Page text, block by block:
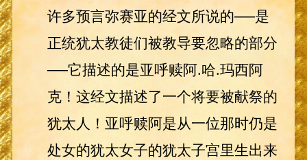
许多预言弥赛亚的经文所说的──是
正统犹太教徒们被教导要忽略的部分
──它描述的是亚呼赎阿.哈.玛西阿
克！这经文描述了一个将要被献祭的
犹太人！亚呼赎阿是从一位那时仍是
处女的犹太女子的犹太子宫里生出来